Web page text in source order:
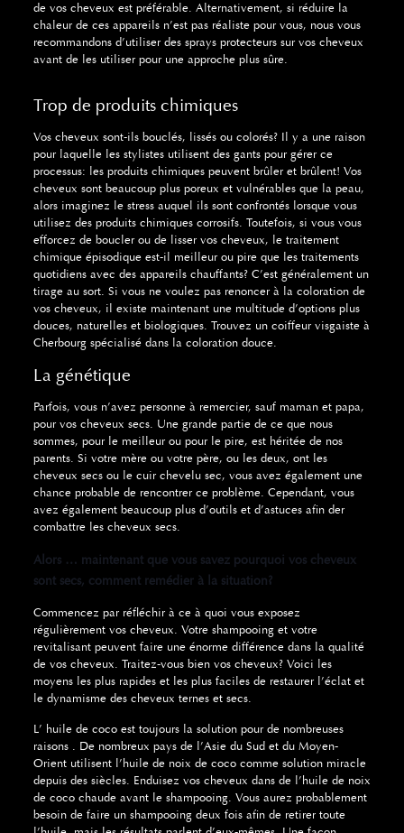
de vos cheveux est préférable. Alternativement, si réduire la
chaleur de ces appareils n’est pas réaliste pour vous, nous vous
recommandons d’utiliser des sprays protecteurs sur vos cheveux
avant de les utiliser pour une approche plus sûre.
Trop de produits chimiques
Vos cheveux sont-ils bouclés, lissés ou colorés? Il y a une raison
pour laquelle les stylistes utilisent des gants pour gérer ce
processus: les produits chimiques peuvent brûler et brûlent! Vos
cheveux sont beaucoup plus poreux et vulnérables que la peau,
alors imaginez le stress auquel ils sont confrontés lorsque vous
utilisez des produits chimiques corrosifs. Toutefois, si vous vous
efforcez de boucler ou de lisser vos cheveux, le traitement
chimique épisodique est-il meilleur ou pire que les traitements
quotidiens avec des appareils chauffants? C’est généralement un
tirage au sort. Si vous ne voulez pas renoncer à la coloration de
vos cheveux, il existe maintenant une multitude d’options plus
douces, naturelles et biologiques. Trouvez un coiffeur visgaiste à
Cherbourg spécialisé dans la coloration douce.
La génétique
Parfois, vous n’avez personne à remercier, sauf maman et papa,
pour vos cheveux secs. Une grande partie de ce que nous
sommes, pour le meilleur ou pour le pire, est héritée de nos
parents. Si votre mère ou votre père, ou les deux, ont les
cheveux secs ou le cuir chevelu sec, vous avez également une
chance probable de rencontrer ce problème. Cependant, vous
avez également beaucoup plus d’outils et d’astuces afin der
combattre les cheveux secs.
Alors … maintenant que vous savez pourquoi vos cheveux
sont secs, comment remédier à la situation?
Commencez par réfléchir à ce à quoi vous exposez
régulièrement vos cheveux. Votre shampooing et votre
revitalisant peuvent faire une énorme différence dans la qualité
de vos cheveux. Traitez-vous bien vos cheveux? Voici les
moyens les plus rapides et les plus faciles de restaurer l’éclat et
le dynamisme des cheveux ternes et secs.
L’ huile de coco est toujours la solution pour de nombreuses
raisons . De nombreux pays de l’Asie du Sud et du Moyen-
Orient utilisent l’huile de noix de coco comme solution miracle
depuis des siècles. Enduisez vos cheveux dans de l’huile de noix
de coco chaude avant le shampooing. Vous aurez probablement
besoin de faire un shampooing deux fois afin de retirer toute